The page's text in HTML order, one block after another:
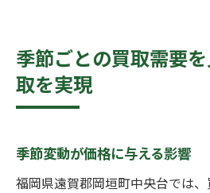
季節ごとの買取需要
取を実現
季節変動が価格に与える影響
福岡県遠賀郡岡垣町中央台では